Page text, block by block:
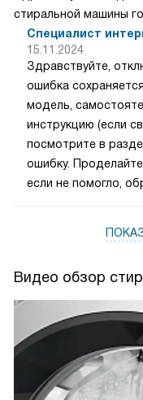
стиральной машины
Специалист
15.11.2024
Здравствуйте,
ошибка
модель,
инструкцию (если
посмотрите в
ошибку.
если не помогло,
Видео обзор